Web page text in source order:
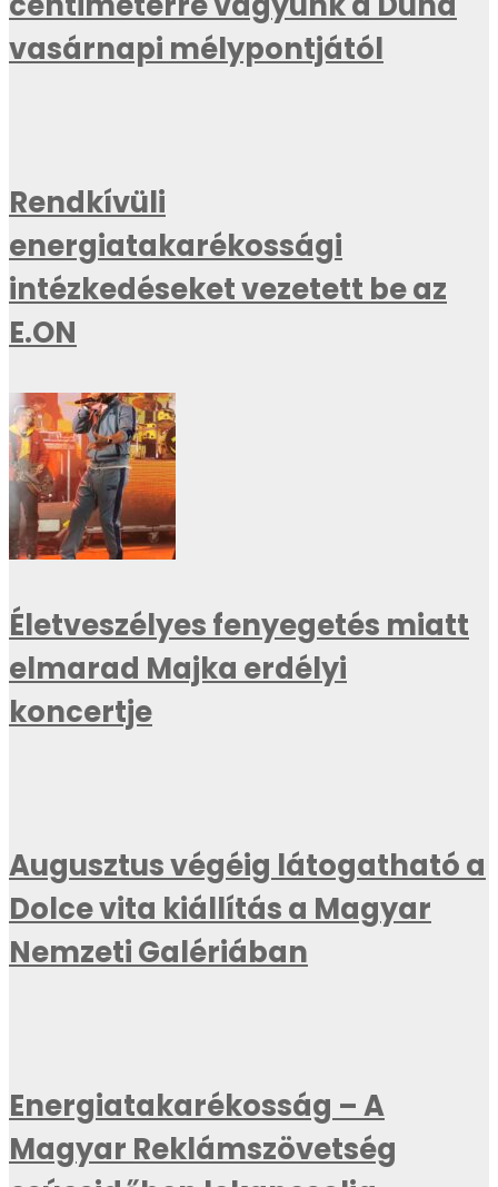
vasárnapi mélypontjától
Rendkívüli
energiatakarékossági
intézkedéseket vezetett be az
E.ON
Életveszélyes fenyegetés miatt
elmarad Majka erdélyi
koncertje
Augusztus végéig látogatható a
Dolce vita kiállítás a Magyar
Nemzeti Galériában
Energiatakarékosság – A
Magyar Reklámszövetség